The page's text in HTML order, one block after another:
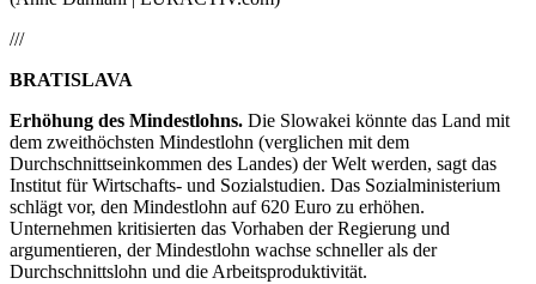
///
BRATISLAVA
Erhöhung des Mindestlohns. Die Slowakei könnte das Land mit
dem zweithöchsten Mindestlohn (verglichen mit dem
Durchschnittseinkommen des Landes) der Welt werden, sagt das
Institut für Wirtschafts- und Sozialstudien. Das Sozialministerium
schlägt vor, den Mindestlohn auf 620 Euro zu erhöhen.
Unternehmen kritisierten das Vorhaben der Regierung und
argumentieren, der Mindestlohn wachse schneller als der
Durchschnittslohn und die Arbeitsproduktivität.